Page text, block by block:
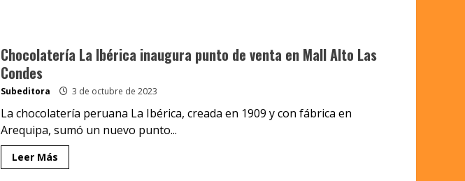
Chocolatería La Ibérica inaugura punto de venta en Mall Alto Las
Condes
Subeditora 3 de octubre de 2023
La chocolatería peruana La Ibérica, creada en 1909 y con fábrica en
Arequipa, sumó un nuevo punto...
Leer Más